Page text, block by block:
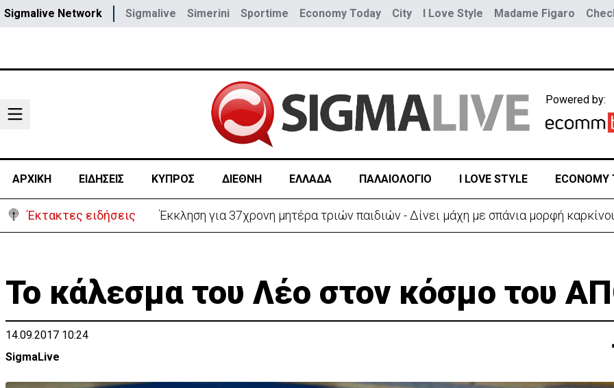
Sigmalive Network Sigmalive Simerini Sportime Economy Today City I Love Style Madame Figaro
Powered by:
ΑΡΧΙΚΗ ΕΙΔΗΣΕΙΣ ΚΥΠΡΟΣ ΔΙΕΘΝΗ ΕΛΛΑΔΑ ΠΑΛΑΙΟΛΟΓΙΟ I LOVE STYLE ECONOMY
Έκτακτες ειδήσεις Γερμανία: Συγκρούστηκαν δύο τραμ - Τουλάχιστον 25 τραυματίες, οι 7 σοβαρά
Το κάλεσμα του Λέο στον κόσμο του
14.09.2017 10:24
SigmaLive